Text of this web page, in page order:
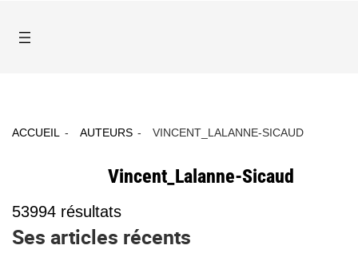
ACCUEIL AUTEURS VINCENT_LALANNE-SICAUD
Vincent_Lalanne-Sicaud
53994 résultats
Ses articles récents